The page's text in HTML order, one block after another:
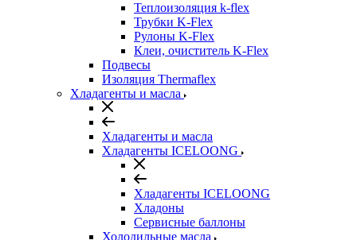
Теплоизоляция k-flex
Трубки K-Flex
Рулоны K-Flex
Клеи, очиститель K-Flex
Подвесы
Изоляция Thermaflex
Хладагенты и масла
Хладагенты и масла
Хладагенты ICELOONG
Хладагенты ICELOONG
Хладоны
Сервисные баллоны
Холодильные масла